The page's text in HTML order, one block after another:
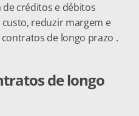
créditos e débitos
reduzir margem e
de longo prazo .
de longo